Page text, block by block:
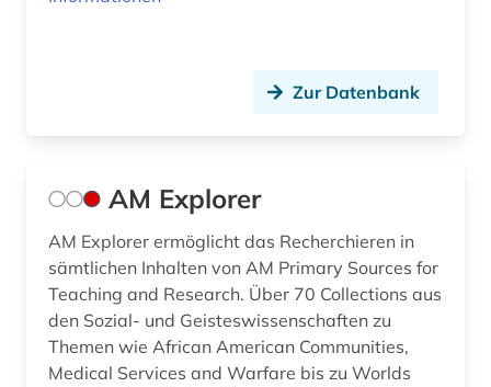
england (2)
entwicklung (1)
entwicklungspolitik (1)
enzyklopädie (1)
erfurt (1)
Zur Datenbank
AM Explorer
AM Explorer ermöglicht das Recherchieren in
sämtlichen Inhalten von AM Primary Sources for
Teaching and Research. Über 70 Collections aus
den Sozial- und Geisteswissenschaften zu
Themen wie African American Communities,
Medical Services and Warfare bis zu Worlds